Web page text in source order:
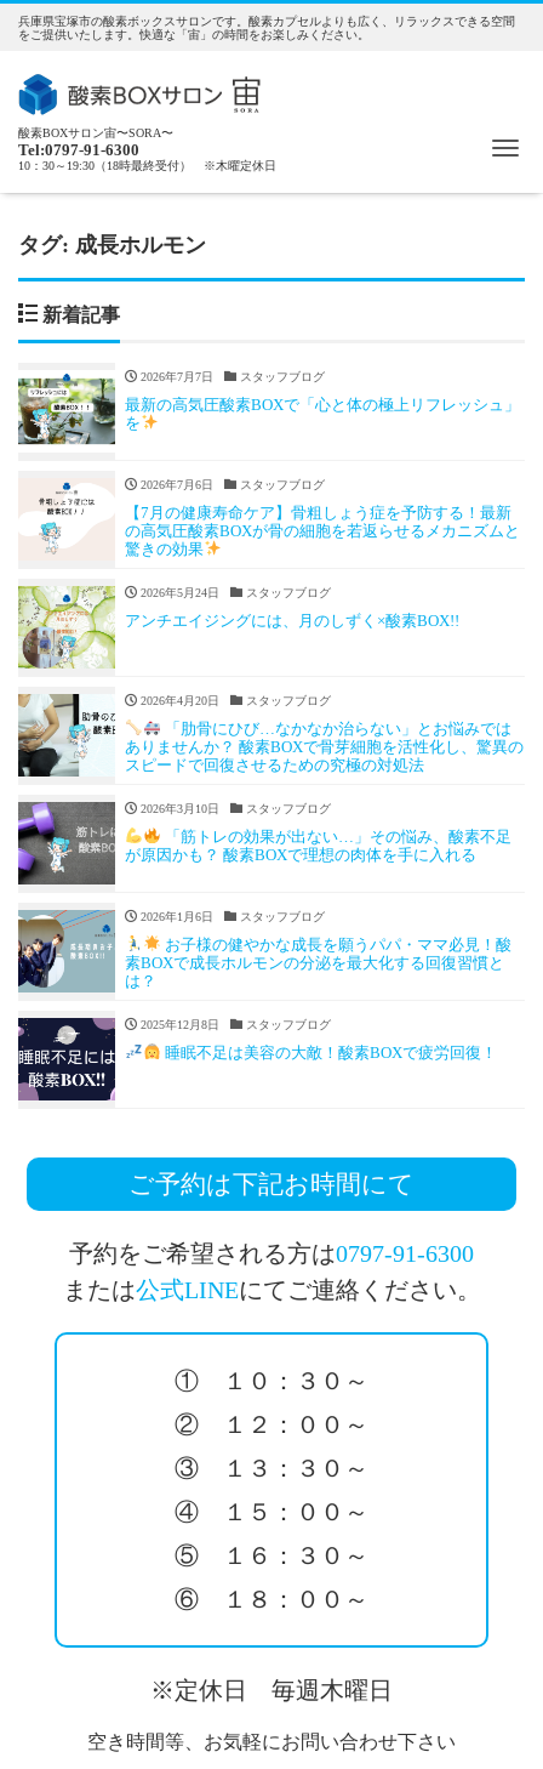
兵庫県宝塚市の酸素ボックスサロンです。酸素カプセルよりも広く、リラックスできる空間
をご提供いたします。快適な「宙」の時間をお楽しみください。
酸素BOXサロン宙〜SORA〜
Tel:0797-91-6300
10：30～19:30（18時最終受付） ※木曜定休日
タグ: 成長ホルモン
新着記事
2026年7月7日 スタッフブログ
最新の高気圧酸素BOXで「心と体の極上リフレッシュ」
を
2026年7月6日 スタッフブログ
【7月の健康寿命ケア】骨粗しょう症を予防する！最新
の高気圧酸素BOXが骨の細胞を若返らせるメカニズムと
驚きの効果
2026年5月24日 スタッフブログ
アンチエイジングには、月のしずく×酸素BOX!!
2026年4月20日 スタッフブログ
「肋骨にひび…なかなか治らない」とお悩みでは
ありませんか？ 酸素BOXで骨芽細胞を活性化し、驚異の
スピードで回復させるための究極の対処法
2026年3月10日 スタッフブログ
「筋トレの効果が出ない…」その悩み、酸素不足
が原因かも？ 酸素BOXで理想の肉体を手に入れる
2026年1月6日 スタッフブログ
お子様の健やかな成長を願うパパ・ママ必見！酸
素BOXで成長ホルモンの分泌を最大化する回復習慣と
は？
2025年12月8日 スタッフブログ
睡眠不足は美容の大敵！酸素BOXで疲労回復！
ご予約は下記お時間にて
予約をご希望される方は0797-91-6300
または公式LINEにてご連絡ください。
① １０：３０～
② １２：００～
③ １３：３０～
④ １５：００～
⑤ １６：３０～
⑥ １８：００～
※定休日 毎週木曜日
空き時間等、お気軽にお問い合わせ下さい